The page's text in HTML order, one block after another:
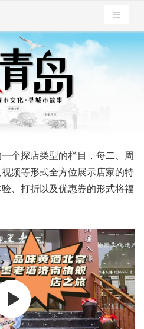
导航切
个探店类型的栏目，每二、周
频等形式全方位展示店家的特
、打折以及优惠券的形式将福